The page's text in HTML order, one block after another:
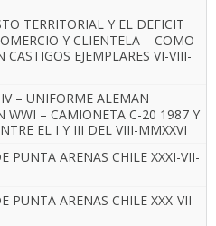
TERRITORIAL Y EL DEFICIT
Y CLIENTELA – COMO
EJEMPLARES VI-VIII-
– UNIFORME ALEMAN
WWI – CAMIONETA C-20 1987 Y
EL I Y III DEL VIII-MMXXVI
PUNTA ARENAS CHILE XXXI-VII-
PUNTA ARENAS CHILE XXX-VII-